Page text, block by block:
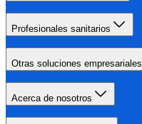
Profesionales sanitarios
Otras soluciones empresariales
Acerca de nosotros